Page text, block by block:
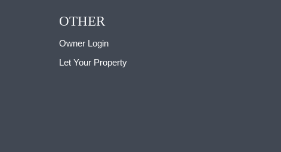
OTHER
Owner Login
Let Your Property